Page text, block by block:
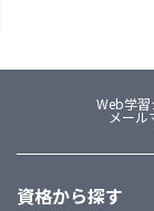
Web学習
メール
資格から探す